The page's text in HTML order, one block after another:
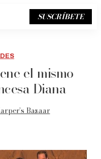
SUSCRÍBETE
el mismo
Diana
Bazaar